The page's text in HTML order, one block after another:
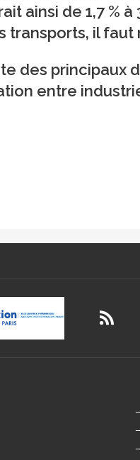
ainsi de 1,7 %
transports, il
des principaux
entre